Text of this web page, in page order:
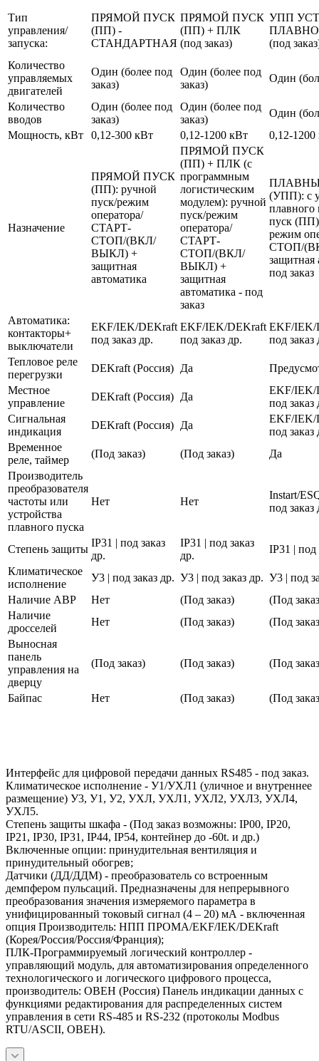
Тип
управления/
запуска:
ПРЯМОЙ ПУСК
(ПП) -
СТАНДАРТНАЯ
ПРЯМОЙ ПУСК
(ПП) + ПЛК
(под заказ)
УПП
(под
Количество
управляемых
двигателей
Один (более под
заказ)
Один (более под
заказ)
Один
Количество
вводов
Один (более под
заказ)
Один (более под
заказ)
Один
Мощность, кВт
0,12-300 кВт 0,12-1200 кВт 0,12-1200
Назначение
ПРЯМОЙ ПУСК
(ПП): ручной
пуск/режим
оператора/
СТАРТ-
СТОП/(ВКЛ/
ВЫКЛ) +
защитная
автоматика
ПРЯМОЙ ПУСК
(ПП) + ПЛК (с
программным
логистическим
модулем): ручной
пуск/режим
оператора/
СТАРТ-
СТОП/(ВКЛ/
ВЫКЛ) +
защитная
автоматика - под
заказ
(УПП): с
плавного
пуск
режим
СТОП/
защитная
под заказ
Автоматика:
контакторы+
выключатели
EKF/IEK/DEKraft
под заказ др.
EKF/IEK/DEKraft
под заказ др.
EKF/IEK/
под заказ
Тепловое реле
перегрузки
DEKraft (Россия) Да
Местное
управление
DEKraft (Россия) Да
EKF/IEK/
под заказ
Сигнальная
индикация
DEKraft (Россия) Да
EKF/IEK/
под заказ
Временное
реле, таймер
(Под заказ) (Под заказ)
Да
Производитель
преобразователя
частоты или
устройства
плавного пуска
Нет Нет
Instart/
под заказ
Степень защиты
IP31 | под заказ
др.
IP31 | под заказ
др.
IP31 | под
Климатическое
исполнение
У3 | под заказ др. У3 | под заказ др. У3 | под
Наличие АВР
Нет (Под заказ)
(Под
Наличие
дросселей
Нет (Под заказ)
(Под
Выносная
панель
управления на
дверцу
(Под заказ) (Под заказ) (Под
Байпас Нет (Под заказ) (Под
Интерфейс для цифровой передачи данных RS485 - под заказ.
Климатическое исполнение - У1/УХЛ1 (уличное и внутреннее
размещение) У3, У1, У2, УХЛ, УХЛ1, УХЛ2, УХЛ3, УХЛ4,
УХЛ5.
Степень защиты шкафа - (Под заказ возможны: IP00, IP20,
IP21, IP30, IP31, IP44, IP54, контейнер до -60t. и др.)
Включенные опции: принудительная вентиляция и
принудительный обогрев;
Датчики (ДД/ДДМ) - преобразователь со встроенным
демпфером пульсаций. Предназначены для непрерывного
преобразования значения измеряемого параметра в
унифицированный токовый сигнал (4 – 20) мА - включенная
опция Производитель: НПП ПРОМА/EKF/IEK/DEKraft
(Корея/Россия/Россия/Франция);
ПЛК-Программируемый логический контроллер -
управляющий модуль, для автоматизирования определенного
технологического и логического цифрового процесса,
производитель: ОВЕН (Россия) Панель индикации данных с
функциями редактирования для распределенных систем
управления в сети RS-485 и RS-232 (протоколы Modbus
RTU/ASCII, ОВЕН).